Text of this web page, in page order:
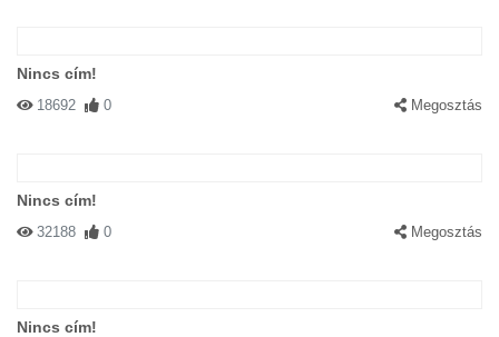
Nincs cím!
18692 0 Megosztás
Nincs cím!
32188 0 Megosztás
Nincs cím!